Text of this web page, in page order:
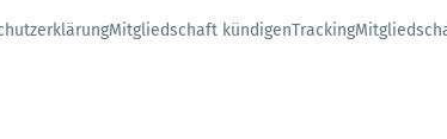
Mitgliedschaft kündigenTracking